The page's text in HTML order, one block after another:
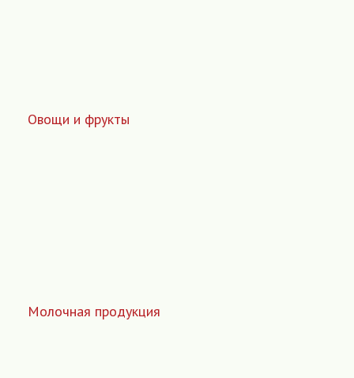
Овощи и фрукты
Молочная продукция